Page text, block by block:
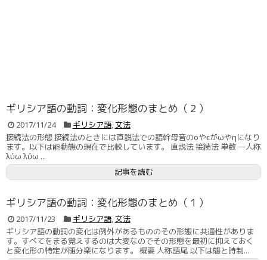
ギリシア語の動詞：変化形態のまとめ（２）
2017/11/24 ギリシア語,文法
接続法の形態 接続法のときには直説法での語幹母音のοやεがωやηになり
ます。以下は能動態の現在で比較しています。 直説法 接続法 単数 一人称
λύω λύω ...
記事を読む
ギリシア語の動詞：変化形態のまとめ（１）
2017/11/23 ギリシア語,文法
ギリシア語の動詞の変化は例外があるもののその形態に共通性がありま
す。すべてをまる覚えするのは大変なのでその形態を最初に抑えておく
と変化形の特定が随分楽になります。 概要 人称語尾 以下は態と時制...